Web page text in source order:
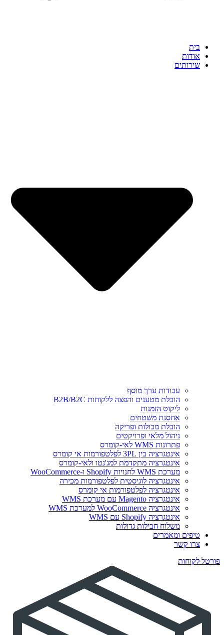
בית
אודות
שירותים
עבודות ערך מוסף
הובלת מטענים והפצה ללקוחות B2B/B2C
ליקוט הזמנות
אחסנת משטחים
הובלת מכולות ופריקה
ניהול מלאי ופרויקטים
פתרונות WMS לאי-קומרס
אינטגרציה בין 3PL לפלטפורמות אי קומרס
אינטגרציה מתקדמת למג'נטו ולאי-קומרס
מערכת WMS לחנויות Shopify ו-WooCommerce
אינטגרציה לוגיסטית לפלטפורמות מכירה
אינטגרציה לפלטפורמות אי קומרס
אינטגרציה Magento עם מערכת WMS
אינטגרציה WooCommerce למערכת WMS
אינטגרציה Shopify עם WMS
משלוח חבילות גדולות
טיפים ומאמרים
צרו קשר
פורטל לקוחות